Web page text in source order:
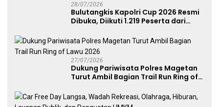
28/07/2026
Bulutangkis Kapolri Cup 2026 Resmi
Dibuka, Diikuti 1.219 Peserta dari
27/07/2026
Dukung Pariwisata Polres Magetan
Turut Ambil Bagian Trail Run Ring of